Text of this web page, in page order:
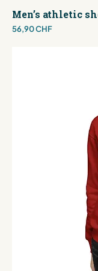
Men’s athletic
Preis
56,90 CHF